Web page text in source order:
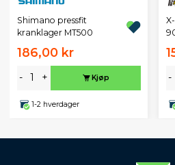
Shimano pressfit
kranklager MT500
186,00 kr
- + Kjøp
1-2 hverdager
-